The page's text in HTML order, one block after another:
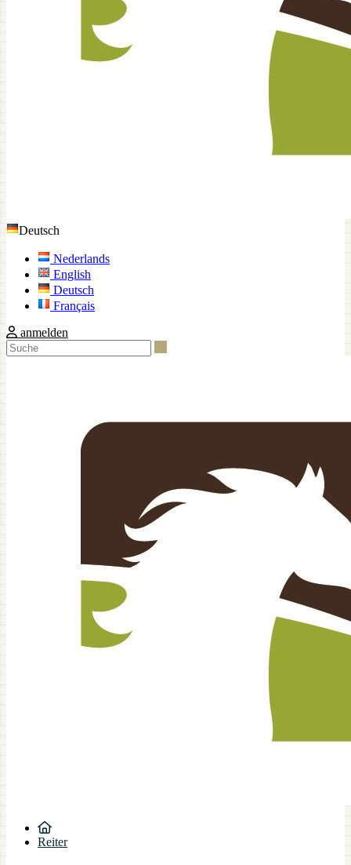
Deutsch
Nederlands
English
Deutsch
Français
anmelden
Reiter